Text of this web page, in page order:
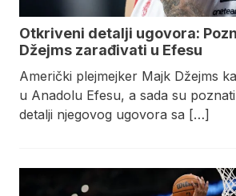
Otkriveni detalji ugovora:
Džejms zarađivati u Efesu
Američki plejmejker Majk Džejms
u Anadolu Efesu, a sada su
detalji njegovog ugovora sa […]